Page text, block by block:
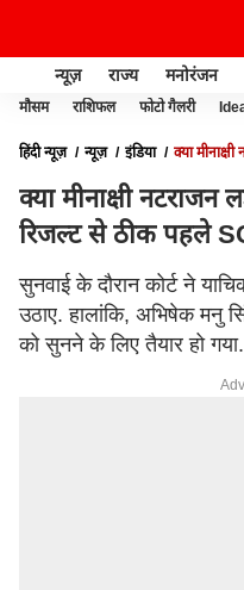
न्यूज़ राज्य मनोरंजन
मौसम राशिफल फोटो गैलरी
हिंदी न्यूज़ न्यूज़ इंडिया
क्या
क्या मीनाक्षी
रिजल्ट से ठीक पहले
सुनवाई के दौरान कोर्ट ने
उठाए. हालांकि, अभिषेक मनु
को सुनने के लिए तैयार हो गया.